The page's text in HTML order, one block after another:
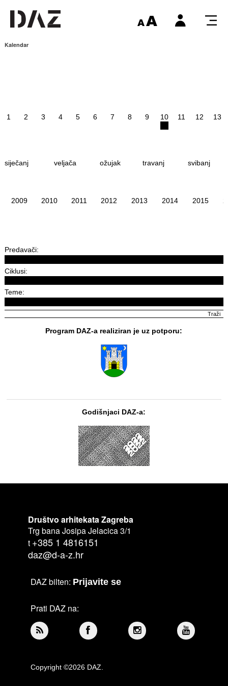
Kalendar
1 2 3 4 5 6 7 8 9 10 11 12 13
siječanj veljača ožujak travanj svibanj
2009 2010 2011 2012 2013 2014 2015
Predavači:
Ciklusi:
Teme:
Program DAZ-a realiziran je uz potporu:
Godišnjaci DAZ-a:
Društvo arhitekata Zagreba
Trg bana Josipa Jelacica 3/1
t +385 1 4816151
daz@d-a-z.hr
DAZ bilten: Prijavite se
Prati DAZ na:
Copyright ©2026 DAZ.